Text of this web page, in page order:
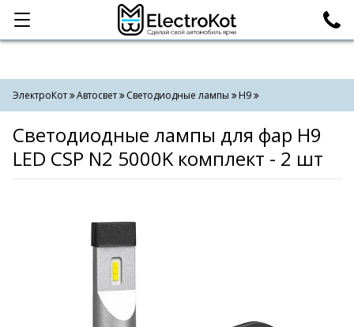
Категории Поиск
ЭлектроКот Автосвет Светодиодные лампы H9
Светодиодные лампы для фар H9
LED CSP N2 5000K комплект - 2 шт